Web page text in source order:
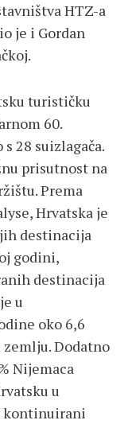
HTZ-a
je i Gordan
turističku
60.
28 suizlagača.
prisutnost na
Prema
Hrvatska je
destinacija
godini,
destinacija
u
oko 6,6
Dodatno
Nijemaca
u
kontinuirani